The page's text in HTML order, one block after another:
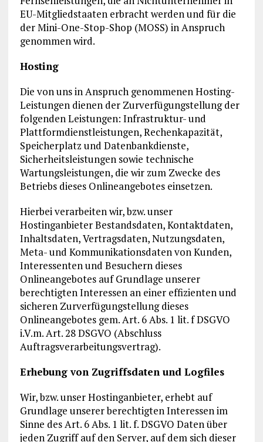
EU-Mitgliedstaaten erbracht werden und für die
der Mini-One-Stop-Shop (MOSS) in Anspruch
genommen wird.
Hosting
Die von uns in Anspruch genommenen Hosting-
Leistungen dienen der Zurverfügungstellung der
folgenden Leistungen: Infrastruktur- und
Plattformdienstleistungen, Rechenkapazität,
Speicherplatz und Datenbankdienste,
Sicherheitsleistungen sowie technische
Wartungsleistungen, die wir zum Zwecke des
Betriebs dieses Onlineangebotes einsetzen.
Hierbei verarbeiten wir, bzw. unser
Hostinganbieter Bestandsdaten, Kontaktdaten,
Inhaltsdaten, Vertragsdaten, Nutzungsdaten,
Meta- und Kommunikationsdaten von Kunden,
Interessenten und Besuchern dieses
Onlineangebotes auf Grundlage unserer
berechtigten Interessen an einer effizienten und
sicheren Zurverfügungstellung dieses
Onlineangebotes gem. Art. 6 Abs. 1 lit. f DSGVO
i.V.m. Art. 28 DSGVO (Abschluss
Auftragsverarbeitungsvertrag).
Erhebung von Zugriffsdaten und Logfiles
Wir, bzw. unser Hostinganbieter, erhebt auf
Grundlage unserer berechtigten Interessen im
Sinne des Art. 6 Abs. 1 lit. f. DSGVO Daten über
jeden Zugriff auf den Server, auf dem sich dieser